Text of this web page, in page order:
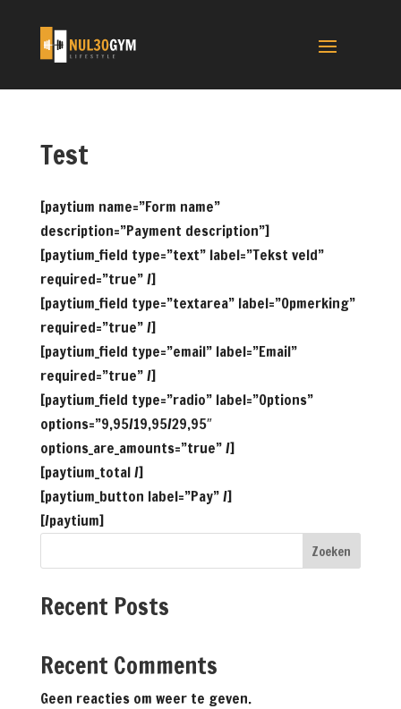
Test
[paytium name=”Form name”
description=”Payment description”]
[paytium_field type=”text” label=”Tekst veld”
required=”true” /]
[paytium_field type=”textarea” label=”Opmerking”
required=”true” /]
[paytium_field type=”email” label=”Email”
required=”true” /]
[paytium_field type=”radio” label=”Options”
options=”9,95/19,95/29,95″
options_are_amounts=”true” /]
[paytium_total /]
[paytium_button label=”Pay” /]
[/paytium]
Zoeken
Recent Posts
Recent Comments
Geen reacties om weer te geven.